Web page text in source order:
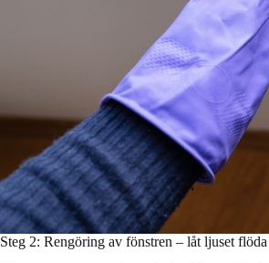
Steg 2: Rengöring av fönstren – låt ljuset flöda